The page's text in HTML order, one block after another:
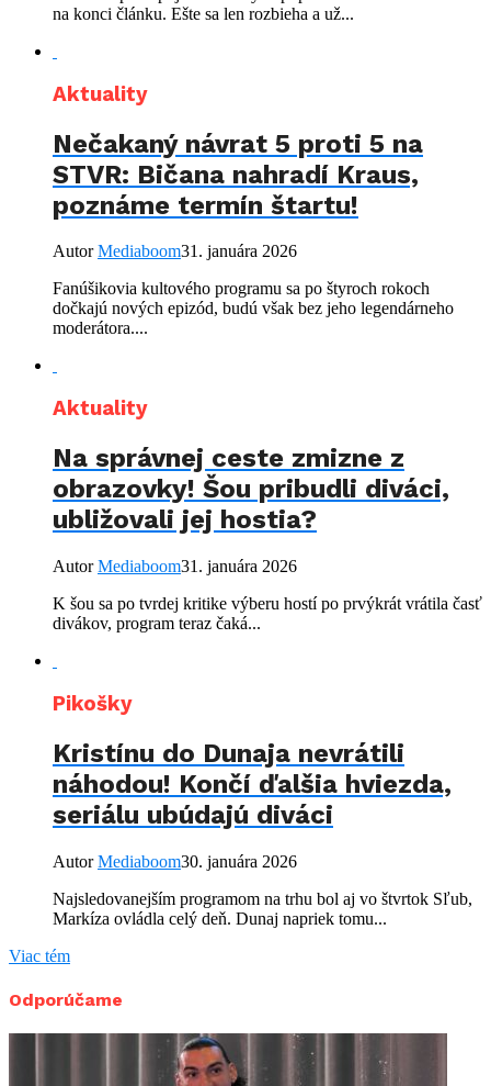
na konci článku. Ešte sa len rozbieha a už...
Aktuality
Nečakaný návrat 5 proti 5 na
STVR: Bičana nahradí Kraus,
poznáme termín štartu!
AutorMediaboom31. januára 2026
Fanúšikovia kultového programu sa po štyroch rokoch
dočkajú nových epizód, budú však bez jeho legendárneho
moderátora....
Aktuality
Na správnej ceste zmizne z
obrazovky! Šou pribudli diváci,
ubližovali jej hostia?
AutorMediaboom31. januára 2026
K šou sa po tvrdej kritike výberu hostí po prvýkrát vrátila časť
divákov, program teraz čaká...
Pikošky
Kristínu do Dunaja nevrátili
náhodou! Končí ďalšia hviezda,
seriálu ubúdajú diváci
AutorMediaboom30. januára 2026
Najsledovanejším programom na trhu bol aj vo štvrtok Sľub,
Markíza ovládla celý deň. Dunaj napriek tomu...
Viac tém
Odporúčame